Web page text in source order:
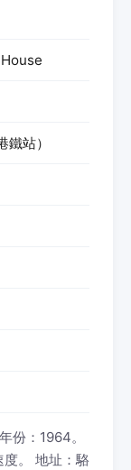
站）
份：1964。
。 地址：駱